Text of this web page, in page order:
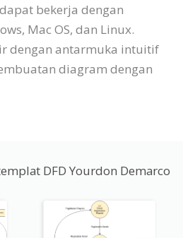
bekerja dengan
Mac OS, dan Linux.
dengan antarmuka intuitif
diagram dengan
DFD Yourdon Demarco